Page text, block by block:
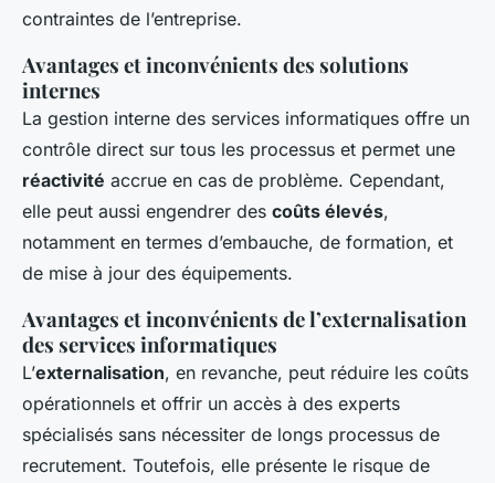
contraintes de l’entreprise.
Avantages et inconvénients des solutions
internes
La gestion interne des services informatiques offre un
contrôle direct sur tous les processus et permet une
réactivité accrue en cas de problème. Cependant,
elle peut aussi engendrer des coûts élevés,
notamment en termes d’embauche, de formation, et
de mise à jour des équipements.
Avantages et inconvénients de l’externalisation
des services informatiques
L’externalisation, en revanche, peut réduire les coûts
opérationnels et offrir un accès à des experts
spécialisés sans nécessiter de longs processus de
recrutement. Toutefois, elle présente le risque de